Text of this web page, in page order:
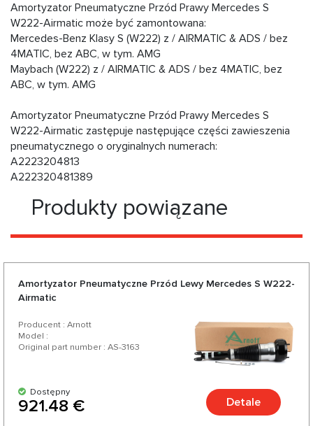
Amortyzator Pneumatyczne Przód Prawy Mercedes S
W222-Airmatic może być zamontowana:
Mercedes-Benz Klasy S (W222) z / AIRMATIC & ADS / bez
4MATIC, bez ABC, w tym. AMG
Maybach (W222) z / AIRMATIC & ADS / bez 4MATIC, bez
ABC, w tym. AMG
Amortyzator Pneumatyczne Przód Prawy Mercedes S
W222-Airmatic zastępuje następujące części zawieszenia
pneumatycznego o oryginalnych numerach:
A2223204813
A222320481389
Produkty powiązane
Amortyzator Pneumatyczne Przód Lewy Mercedes S W222-
Airmatic
Producent : Arnott
Model :
Original part number : AS-3163
Dostępny
921.48 € Detale